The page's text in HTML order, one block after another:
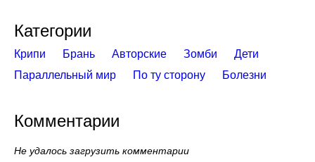
Категории
Крипи Брань Авторские Зомби
Дети
Параллельный мир
По ту сторону Болезни
Комментарии
Не удалось загрузить комментарии